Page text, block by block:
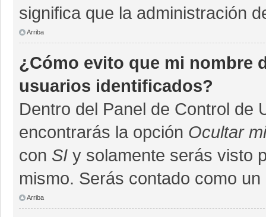
significa que la administración
Arriba
¿Cómo evito que mi nombre
usuarios identificados?
Dentro del Panel de Control de
encontrarás la opción Ocultar
con SI y solamente serás visto
mismo. Serás contado como
Arriba